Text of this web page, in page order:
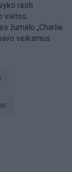
rasti
vietos.
žurnalo „Charlie
veiksmus